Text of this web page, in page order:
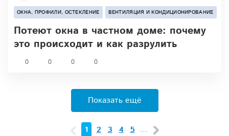
ОКНА, ПРОФИЛИ, ОСТЕКЛЕНИЕ ВЕНТИЛЯЦИЯ И КОНДИЦИОНИРОВАНИЕ
Потеют окна в частном доме: почему
это происходит и как разрулить
0 0 0
0
Показать ещё
1 2 3 4 5 …